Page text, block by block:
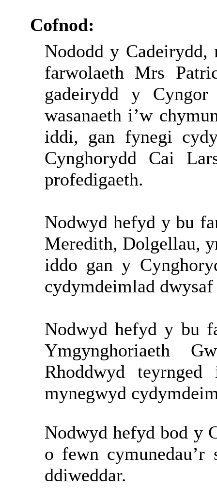
Cofnod:
Nododd y
farwolaeth Mrs
gadeirydd y
wasanaeth i’w
iddi, gan fynegi
Cynghorydd Cai
profedigaeth.
Nodwyd hefyd y bu
Meredith, Dolgellau,
iddo gan y
cydymdeimlad
Nodwyd hefyd y bu
Ymgynghoriaeth
Rhoddwyd
mynegwyd
Nodwyd hefyd bod y
o fewn
ddiweddar.